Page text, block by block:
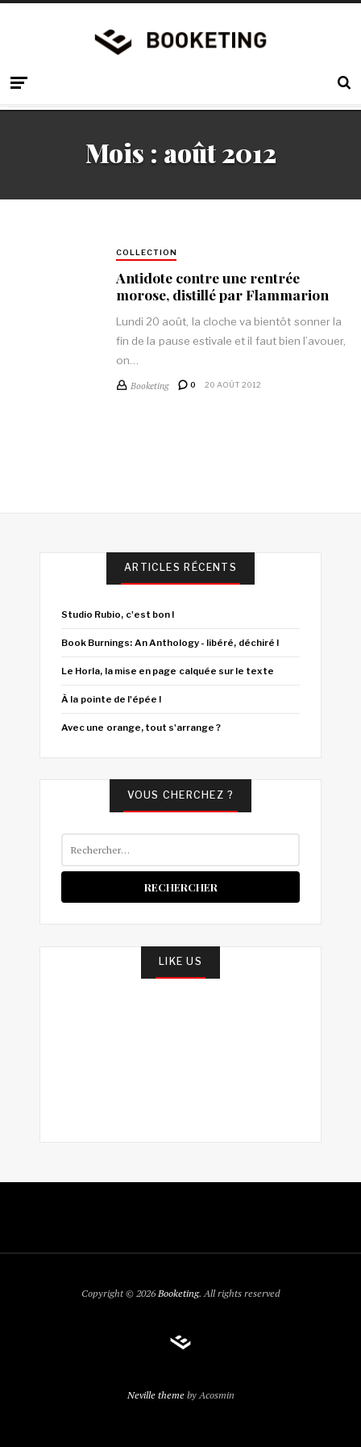
Mois : août 2012
COLLECTION
Antidote contre une rentrée
morose, distillé par Flammarion
Lundi 20 août, la cloche va bientôt sonner la
fin de la pause estivale et il faut bien l’avouer,
on…
Booketing 0 20 AOÛT 2012
ARTICLES RÉCENTS
Studio Rubio, c'est bon !
Book Burnings: An Anthology - libéré, déchiré !
Le Horla, la mise en page calquée sur le texte
À la pointe de l'épée !
Avec une orange, tout s'arrange ?
VOUS CHERCHEZ ?
LIKE US
Copyright © 2026Booketing. All rights reserved
Neville themeby Acosmin